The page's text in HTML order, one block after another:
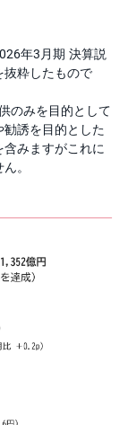
年3月期 決算説
粋したもので
のみを目的として
誘を目的とした
みますがこれに
。